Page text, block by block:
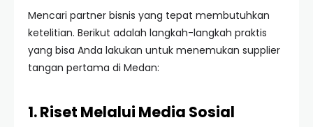
Mencari partner bisnis yang tepat membutuhkan
ketelitian. Berikut adalah langkah-langkah praktis
yang bisa Anda lakukan untuk menemukan supplier
tangan pertama di Medan:
1. Riset Melalui Media Sosial